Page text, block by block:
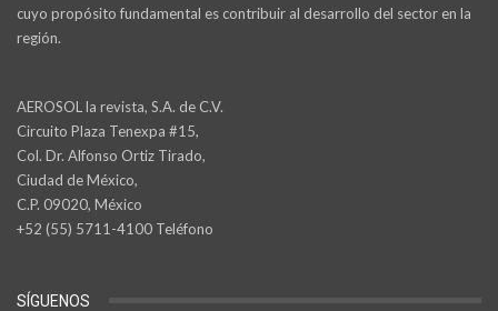
cuyo propósito fundamental es contribuir al desarrollo del sector en la
región.
AEROSOL la revista, S.A. de C.V.
Circuito Plaza Tenexpa #15,
Col. Dr. Alfonso Ortiz Tirado,
Ciudad de México,
C.P. 09020, México
+52 (55) 5711-4100 Teléfono
SÍGUENOS